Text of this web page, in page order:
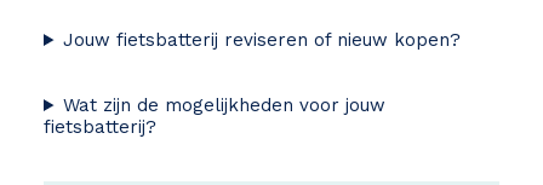
Jouw fietsbatterij reviseren of nieuw kopen?
Wat zijn de mogelijkheden voor jouw
fietsbatterij?